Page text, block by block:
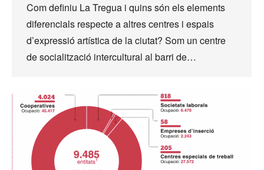
Com definiu La Tregua i quins són els elements
diferencials respecte a altres centres i espais
d’expressió artística de la ciutat? Som un centre
de socialització intercultural al barri de…